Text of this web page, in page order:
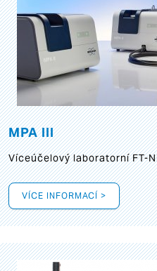
MPA III
Víceúčelový laboratorní FT-
VÍCE INFORMACÍ >